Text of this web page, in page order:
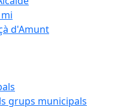
d'Amunt
grups municipals